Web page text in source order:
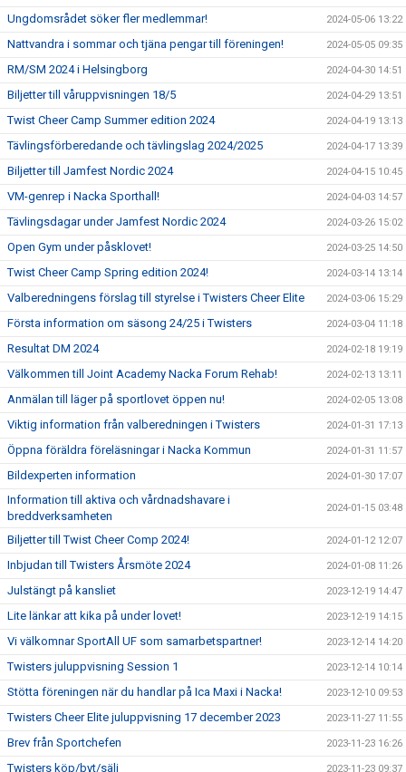
Ungdomsrådet söker fler medlemmar! 2024-05-06 13:22
Nattvandra i sommar och tjäna pengar till föreningen! 2024-05-05 09:35
RM/SM 2024 i Helsingborg 2024-04-30 14:51
Biljetter till våruppvisningen 18/5 2024-04-29 13:51
Twist Cheer Camp Summer edition 2024 2024-04-19 13:13
Tävlingsförberedande och tävlingslag 2024/2025 2024-04-17 13:39
Biljetter till Jamfest Nordic 2024 2024-04-15 10:45
VM-genrep i Nacka Sporthall! 2024-04-03 14:57
Tävlingsdagar under Jamfest Nordic 2024 2024-03-26 15:02
Open Gym under påsklovet! 2024-03-25 14:50
Twist Cheer Camp Spring edition 2024! 2024-03-14 13:14
Valberedningens förslag till styrelse i Twisters Cheer Elite 2024-03-06 15:29
Första information om säsong 24/25 i Twisters 2024-03-04 11:18
Resultat DM 2024 2024-02-18 19:19
Välkommen till Joint Academy Nacka Forum Rehab! 2024-02-13 13:11
Anmälan till läger på sportlovet öppen nu! 2024-02-05 13:08
Viktig information från valberedningen i Twisters 2024-01-31 17:13
Öppna föräldra föreläsningar i Nacka Kommun 2024-01-31 11:57
Bildexperten information 2024-01-30 17:07
Information till aktiva och vårdnadshavare i
breddverksamheten
2024-01-15 03:48
Biljetter till Twist Cheer Comp 2024! 2024-01-12 12:07
Inbjudan till Twisters Årsmöte 2024 2024-01-08 11:26
Julstängt på kansliet 2023-12-19 14:47
Lite länkar att kika på under lovet! 2023-12-19 14:15
Vi välkomnar SportAll UF som samarbetspartner! 2023-12-14 14:20
Twisters juluppvisning Session 1 2023-12-14 10:14
Stötta föreningen när du handlar på Ica Maxi i Nacka! 2023-12-10 09:53
Twisters Cheer Elite juluppvisning 17 december 2023 2023-11-27 11:55
Brev från Sportchefen 2023-11-23 16:26
Twisters köp/byt/sälj 2023-11-23 09:37